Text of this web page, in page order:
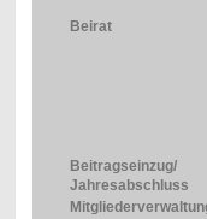
Beirat
Beitragseinzug/
Jahresabschluss